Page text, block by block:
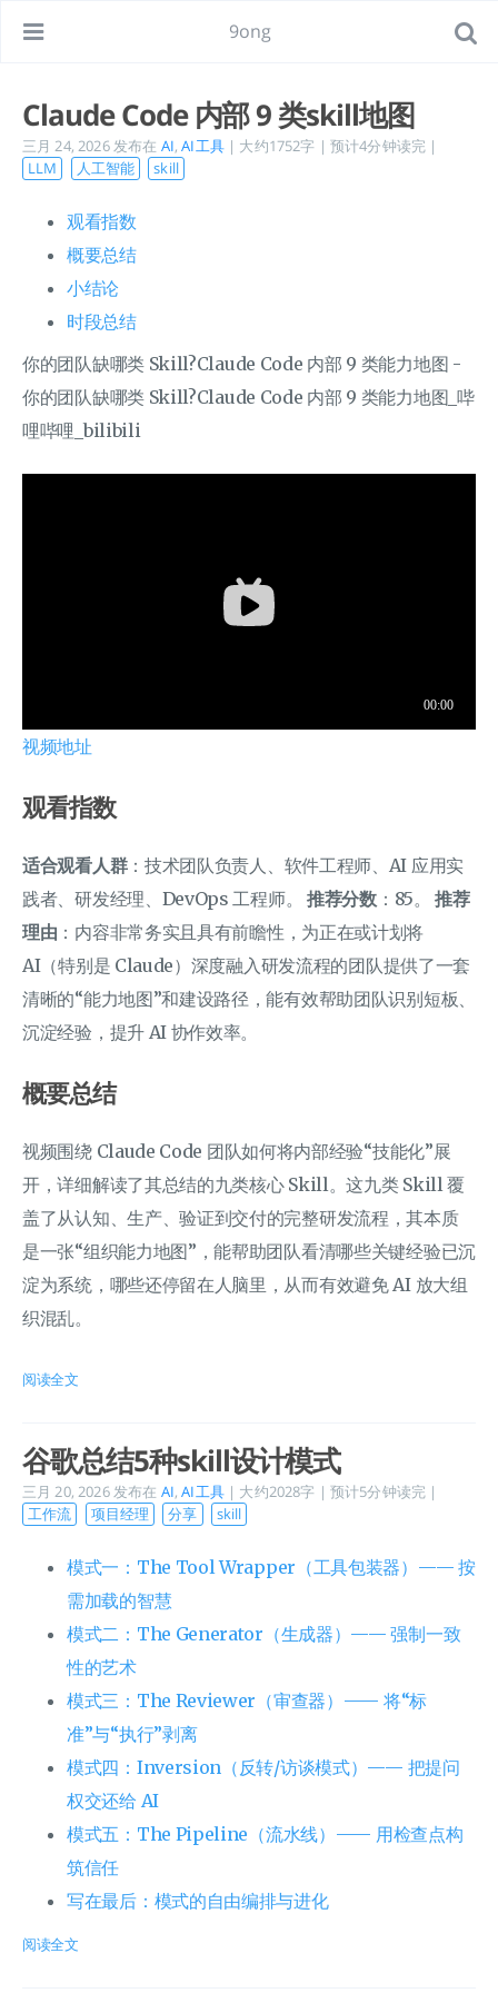
9ong
Claude Code 内部 9 类skill地图
三月 24, 2026发布在 AI,AI工具 | 大约1752字 | 预计4分钟读完 |
LLM
人工智能 skill
观看指数
概要总结
小结论
时段总结
你的团队缺哪类 Skill?Claude Code 内部 9 类能力地图 -
你的团队缺哪类 Skill?Claude Code 内部 9 类能力地图_哔
哩哔哩_bilibili
视频地址
观看指数
适合观看人群：技术团队负责人、软件工程师、AI 应用实
践者、研发经理、DevOps 工程师。 推荐分数：85。推荐
理由 ：内容非常务实且具有前瞻性，为正在或计划将
AI（特别是 Claude）深度融入研发流程的团队提供了一套
清晰的“能力地图”和建设路径，能有效帮助团队识别短板、
沉淀经验，提升 AI 协作效率。
概要总结
视频围绕 Claude Code 团队如何将内部经验“技能化”展
开，详细解读了其总结的九类核心 Skill。这九类 Skill 覆
盖了从认知、生产、验证到交付的完整研发流程，其本质
是一张“组织能力地图”，能帮助团队看清哪些关键经验已沉
淀为系统，哪些还停留在人脑里，从而有效避免 AI 放大组
织混乱。
阅读全文
谷歌总结5种skill设计模式
三月 20, 2026 发布在 AI,AI工具 | 大约2028字 | 预计5分钟读完 |
工作流
项目经理 分享 skill
模式一：The Tool Wrapper（工具包装器）—— 按
需加载的智慧
模式二：The Generator（生成器）—— 强制一致
性的艺术
模式三：The Reviewer（审查器）—— 将“标
准”与“执行”剥离
模式四：Inversion（反转/访谈模式）—— 把提问
权交还给 AI
模式五：The Pipeline（流水线）—— 用检查点构
筑信任
写在最后：模式的自由编排与进化
阅读全文